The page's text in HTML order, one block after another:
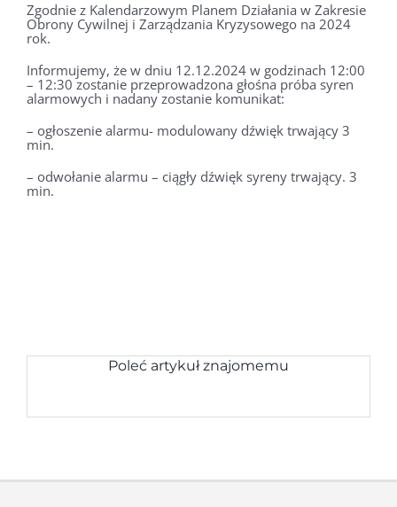
Inne Źródła
Parafia Drągowina
Parafia Nowogród Bobrzański
Inwestycje
Zgodnie z Kalendarzowym Planem Działania w Zakresie
Obrony Cywilnej i Zarządzania Kryzysowego na 2024
rok.
Informujemy, że w dniu 12.12.2024 w godzinach 12:00
– 12:30 zostanie przeprowadzona głośna próba syren
alarmowych i nadany zostanie komunikat:
– ogłoszenie alarmu- modulowany dźwięk trwający 3
min.
– odwołanie alarmu – ciągły dźwięk syreny trwający. 3
min.
Poleć artykuł znajomemu